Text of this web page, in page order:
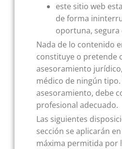
este sitio web
de forma
oportuna, segura
Nada de lo contenido
constituye o pretende
asesoramiento
médico de ningún tipo.
asesoramiento, debe
profesional adecuado.
Las siguientes
sección se aplicarán
máxima permitida por